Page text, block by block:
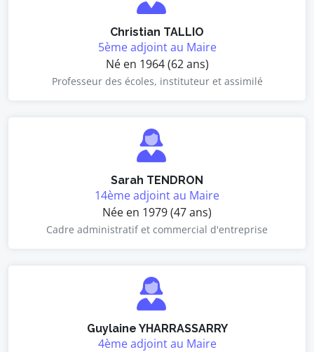
Christian TALLIO
5ème adjoint au Maire
Né en 1964 (62 ans)
Professeur des écoles, instituteur et assimilé
Sarah TENDRON
14ème adjoint au Maire
Née en 1979 (47 ans)
Cadre administratif et commercial d'entreprise
Guylaine YHARRASSARRY
4ème adjoint au Maire